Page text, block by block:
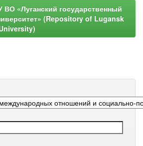
«Луганский государственный
(Repository of Lugansk